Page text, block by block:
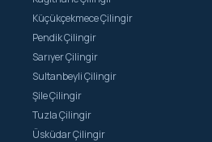
Küçükçekmece Çilingir
Pendik Çilingir
Sarıyer Çilingir
Sultanbeyli Çilingir
Şile Çilingir
Tuzla Çilingir
Üsküdar Çilingir